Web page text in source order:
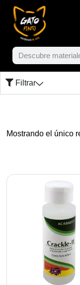
Filtrar
Mostrando el único